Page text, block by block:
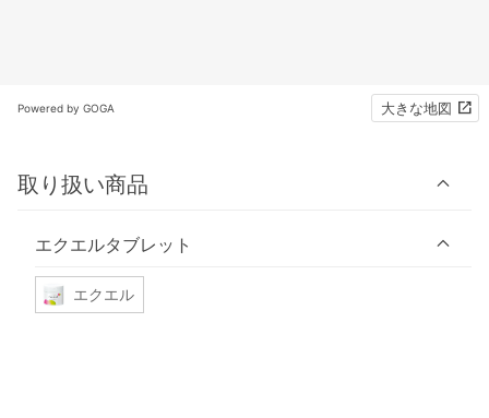
Powered by GOGA 大きな地図
取り扱い商品
エクエルタブレット
エクエル